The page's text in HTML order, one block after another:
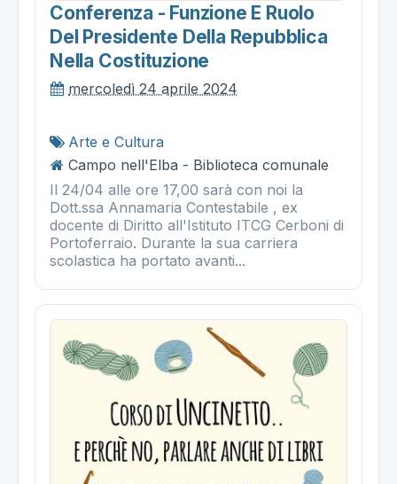
Conferenza - Funzione E Ruolo
Del Presidente Della Repubblica
Nella Costituzione
mercoledì 24 aprile 2024
Arte e Cultura
Campo nell'Elba - Biblioteca comunale
Il 24/04 alle ore 17,00 sarà con noi la
Dott.ssa Annamaria Contestabile , ex
docente di Diritto all'Istituto ITCG Cerboni di
Portoferraio. Durante la sua carriera
scolastica ha portato avanti...